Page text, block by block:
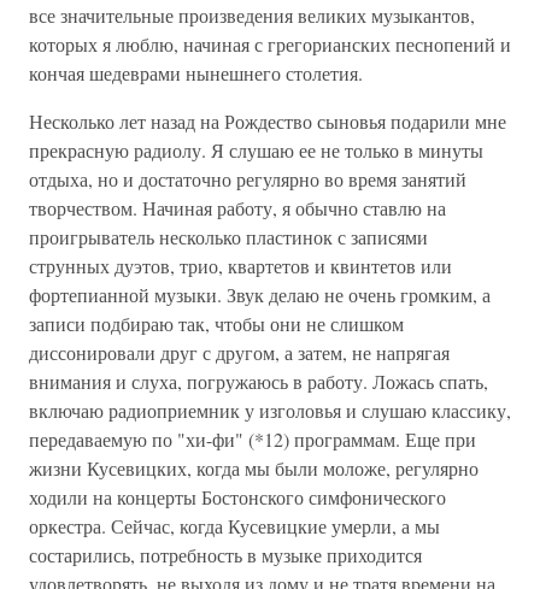
все значительные произведения великих музыкантов,
которых я люблю, начиная с грегорианских песнопений и
кончая шедеврами нынешнего столетия.
Несколько лет назад на Рождество сыновья подарили мне
прекрасную радиолу. Я слушаю ее не только в минуты
отдыха, но и достаточно регулярно во время занятий
творчеством. Начиная работу, я обычно ставлю на
проигрыватель несколько пластинок с записями
струнных дуэтов, трио, квартетов и квинтетов или
фортепианной музыки. Звук делаю не очень громким, а
записи подбираю так, чтобы они не слишком
диссонировали друг с другом, а затем, не напрягая
внимания и слуха, погружаюсь в работу. Ложась спать,
включаю радиоприемник у изголовья и слушаю классику,
передаваемую по "хи-фи" (*12) программам. Еще при
жизни Кусевицких, когда мы были моложе, регулярно
ходили на концерты Бостонского симфонического
оркестра. Сейчас, когда Кусевицкие умерли, а мы
состарились, потребность в музыке приходится
удовлетворять, не выходя из дому и не тратя времени на